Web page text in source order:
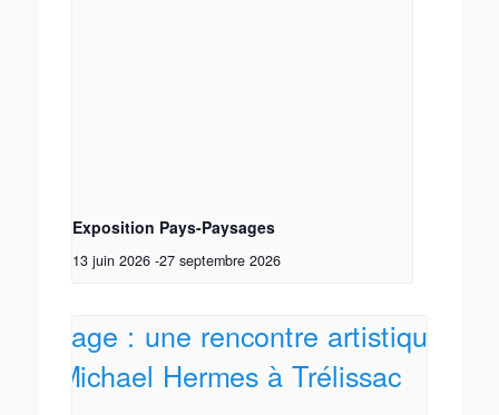
Exposition Pays-Paysages
13 juin 2026 -27 septembre 2026